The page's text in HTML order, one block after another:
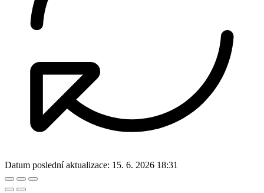
Datum poslední aktualizace: 15. 6. 2026 18:31